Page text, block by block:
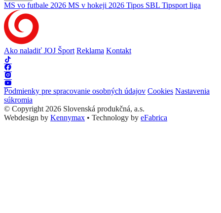
MS vo futbale 2026 MS v hokeji 2026 Tipos SBL Tipsport liga
Ako naladiť JOJ Šport Reklama Kontakt
Podmienky pre spracovanie osobných údajov Cookies Nastavenia
súkromia
© Copyright 2026 Slovenská produkčná, a.s.
Webdesign by Kennymax • Technology by eFabrica